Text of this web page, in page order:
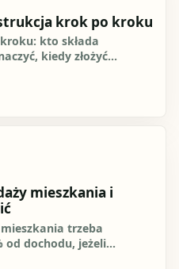
krok po kroku
kto składa
kiedy złożyć
mieszkania i
trzeba
od dochodu, jeżeli